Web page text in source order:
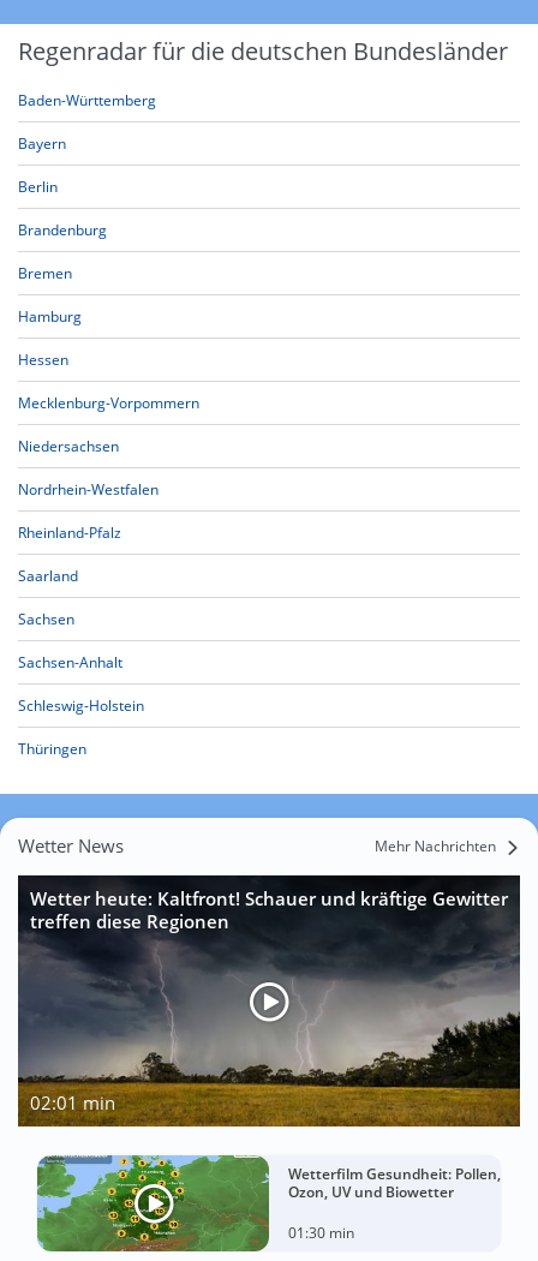
Regenradar für die deutschen Bundesländer
Baden-Württemberg
Bayern
Berlin
Brandenburg
Bremen
Hamburg
Hessen
Mecklenburg-Vorpommern
Niedersachsen
Nordrhein-Westfalen
Rheinland-Pfalz
Saarland
Sachsen
Sachsen-Anhalt
Schleswig-Holstein
Thüringen
Wetter News Mehr Nachrichten
Wetter heute: Kaltfront! Schauer und kräftige Gewitter
treffen diese Regionen
02:01 min
Wetterfilm Gesundheit: Pollen,
Ozon, UV und Biowetter
01:30 min